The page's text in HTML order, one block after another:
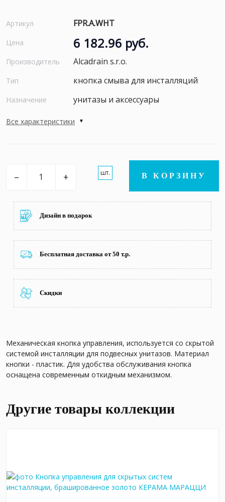
Артикул FPR.A.WHT
Цена 6 182.96 руб.
Производитель Alcadrain s.r.o.
Тип кнопка смыва для инсталляций
Назначение унитазы и аксессуары
Все характеристики
– + шт. В КОРЗИНУ
Дизайн в подарок
Бесплатная доставка от 50 т.р.
Скидки
Механическая кнопка управления, используется со скрытой
системой инсталляции для подвесных унитазов. Материал
кнопки - пластик. Для удобства обслуживания кнопка
оснащена современным откидным механизмом.
Другие товары коллекции